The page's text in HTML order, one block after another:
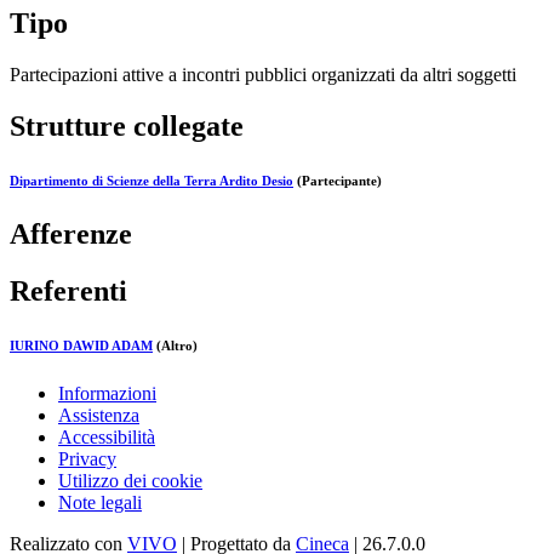
Tipo
Partecipazioni attive a incontri pubblici organizzati da altri soggetti
Strutture collegate
Dipartimento di Scienze della Terra Ardito Desio (Partecipante)
Afferenze
Referenti
IURINO DAWID ADAM (Altro)
Informazioni
Assistenza
Accessibilità
Privacy
Utilizzo dei cookie
Note legali
Realizzato con VIVO | Progettato da Cineca | 26.7.0.0